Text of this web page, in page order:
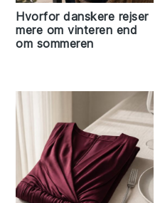
Hvorfor danskere rejser
mere om vinteren end
om sommeren